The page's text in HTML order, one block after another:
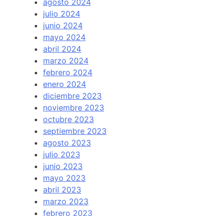
julio 2024
junio 2024
mayo 2024
abril 2024
marzo 2024
febrero 2024
enero 2024
diciembre 2023
noviembre 2023
octubre 2023
septiembre 2023
agosto 2023
julio 2023
junio 2023
mayo 2023
abril 2023
marzo 2023
febrero 2023